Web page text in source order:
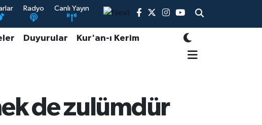
Radyo Canlı Yayın
Duyurular Kur'an-ı Kerim
de zulümdür